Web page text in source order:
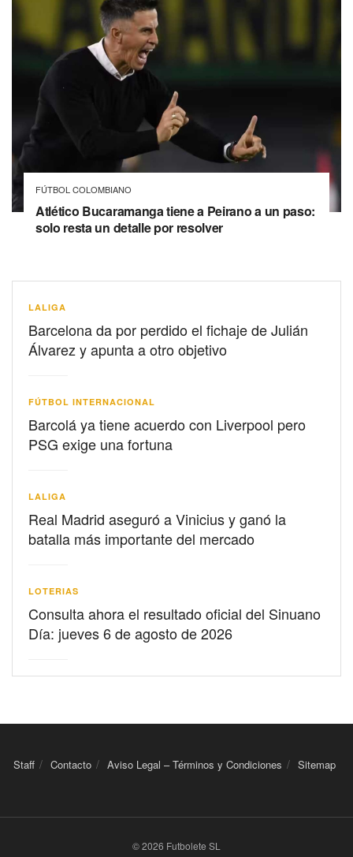
FÚTBOL COLOMBIANO
Atlético Bucaramanga tiene a Peirano a un paso:
solo resta un detalle por resolver
LALIGA
Barcelona da por perdido el fichaje de Julián
Álvarez y apunta a otro objetivo
FÚTBOL INTERNACIONAL
Barcolá ya tiene acuerdo con Liverpool pero
PSG exige una fortuna
LALIGA
Real Madrid aseguró a Vinicius y ganó la
batalla más importante del mercado
LOTERIAS
Consulta ahora el resultado oficial del Sinuano
Día: jueves 6 de agosto de 2026
Staff Contacto Aviso Legal – Términos y Condiciones Sitemap
© 2026 Futbolete SL